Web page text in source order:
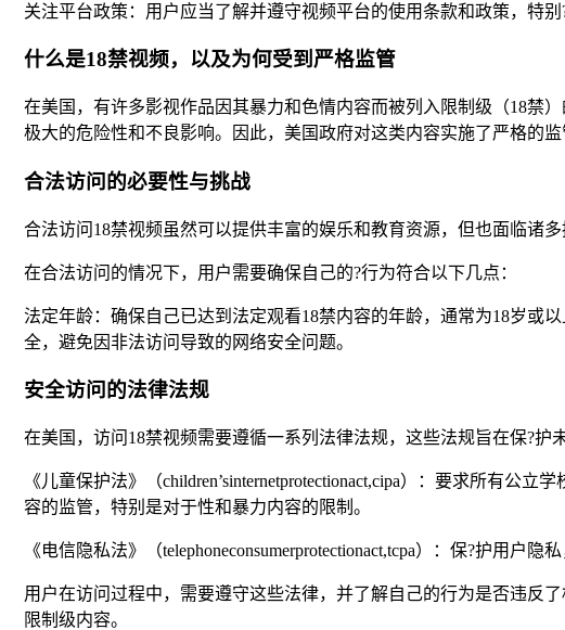
关注平台政策：用户应当了解并遵守视频平台的使用条款和政策，特
什么是18禁视频，以及为何受到严格监管
在美国，有许多影视作品因其暴力和色情内容而被列入限制级（18禁
极大的危险性和不良影响。因此，美国政府对这类内容实施了严格的
合法访问的必要性与挑战
合法访问18禁视频虽然可以提供丰富的娱乐和教育资源，但也面临诸
在合法访问的情况下，用户需要确保自己的?行为符合以下几点：
法定年龄：确保自己已达到法定观看18禁内容的年龄，通常为18岁或
全，避免因非法访问导致的网络安全问题。
安全访问的法律法规
在美国，访问18禁视频需要遵循一系列法律法规，这些法规旨在保?护
《儿童保护法》（children’sinternetprotectionact,cipa）：要求所有公
容的监管，特别是对于性和暴力内容的限制。
《电信隐私法》（telephoneconsumerprotectionact,tcpa）：保?护用户隐
用户在访问过程中，需要遵守这些法律，并了解自己的行为是否违反
限制级内容。